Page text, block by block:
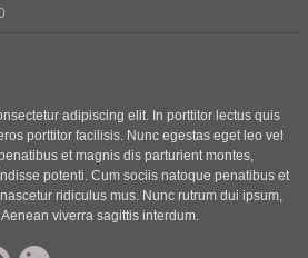
adipiscing elit. In porttitor lectus quis
porttitor facilisis. Nunc egestas eget leo vel
et magnis dis parturient montes,
potenti. Cum sociis natoque penatibus et
ridiculus mus. Nunc rutrum dui ipsum,
viverra sagittis interdum.